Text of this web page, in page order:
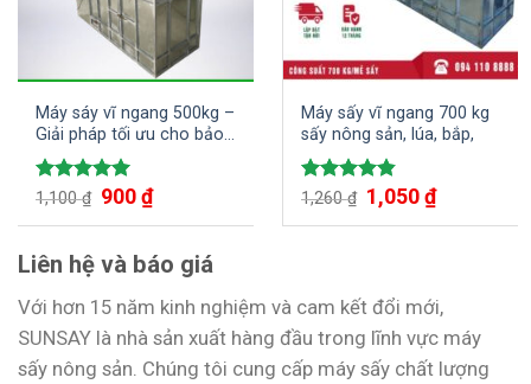
Máy sáy vĩ ngang 500kg –
Giải pháp tối ưu cho bảo
quản nông sản
Được xếp
1,100₫ 900₫
Máy sấy vĩ ngang 700 kg
sấy nông sản, lúa, bắp,
Được xếp
4.80
1,260₫ 1,050₫
Liên hệ và báo giá
Với hơn 15 năm kinh nghiệm và cam kết đổi mới,
SUNSAY là nhà sản xuất hàng đầu trong lĩnh vực máy
sấy nông sản. Chúng tôi cung cấp máy sấy chất lượng